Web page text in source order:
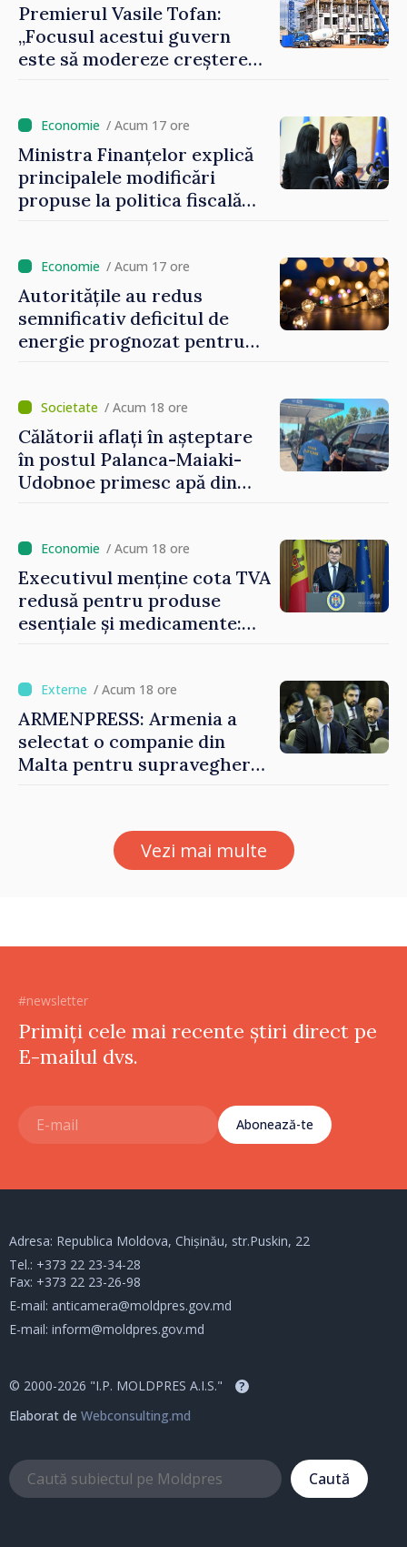
Premierul Vasile Tofan:
„Focusul acestui guvern
este să modereze creșterea
/ Acum 17 ore
Ministra Finanțelor explică
principalele modificări
propuse la politica fiscală
/ Acum 17 ore
Autoritățile au redus
semnificativ deficitul de
energie prognozat pentru
/ Acum 18 ore
Călătorii aflați în așteptare
în postul Palanca-Maiaki-
Udobnoe primesc apă din
/ Acum 18 ore
Executivul menține cota TVA
redusă pentru produse
esențiale și medicamente:
bază al oamenilor”
/ Acum 18 ore
ARMENPRESS: Armenia a
selectat o companie din
Malta pentru supravegherea
Vezi mai multe
#newsletter
Primiți cele mai recente știri direct pe
E-mailul dvs.
Abonează-te
Adresa: Republica Moldova, Chișinău, str.Puskin, 22
Tel.: +373 22 23-34-28
Fax: +373 22 23-26-98
E-mail: anticamera@moldpres.gov.md
E-mail: inform@moldpres.gov.md
© 2000-2026 "I.P. MOLDPRES A.I.S." ?
Elaborat de Webconsulting.md
Caută